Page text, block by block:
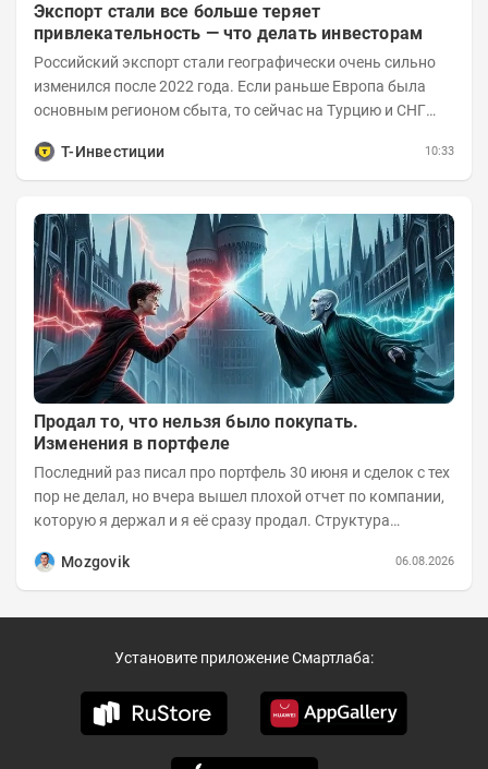
Экспорт стали все больше теряет
привлекательность — что делать инвесторам
Российский экспорт стали географически очень сильно
изменился после 2022 года. Если раньше Европа была
основным регионом сбыта, то сейчас на Турцию и СНГ
Т-Инвестиции
10:33
Продал то, что нельзя было покупать.
Изменения в портфеле
Последний раз писал про портфель 30 июня и сделок с тех
пор не делал, но вчера вышел плохой отчет по компании,
которую я держал и я её сразу продал. Структура
Mozgovik
06.08.2026
Установите приложение Смартлаба: